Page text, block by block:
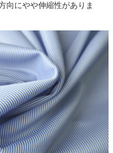
向にやや伸縮性がありま